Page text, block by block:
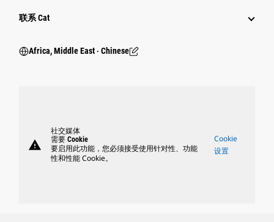
行业
联系 Cat
Africa, Middle East ‧ Chinese
warning
社交媒体
需要 Cookie
要启用此功能，您必须接受使用针对性、功能
性和性能 Cookie。
Cookie
设置